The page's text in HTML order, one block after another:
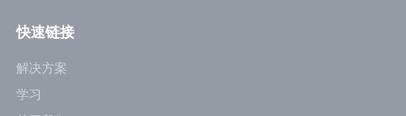
快速链接
解决方案
学习